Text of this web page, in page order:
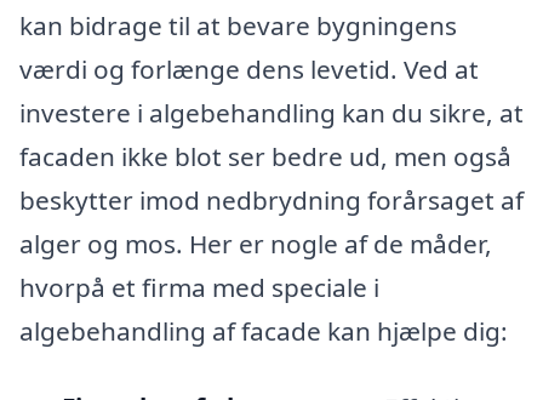
kan bidrage til at bevare bygningens
værdi og forlænge dens levetid. Ved at
investere i algebehandling kan du sikre, at
facaden ikke blot ser bedre ud, men også
beskytter imod nedbrydning forårsaget af
alger og mos. Her er nogle af de måder,
hvorpå et firma med speciale i
algebehandling af facade kan hjælpe dig: